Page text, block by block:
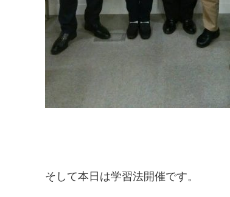
そして本日は学習法開催です。